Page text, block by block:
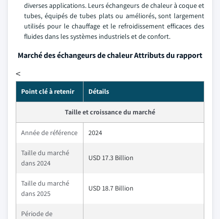
diverses applications. Leurs échangeurs de chaleur à coque et
tubes, équipés de tubes plats ou améliorés, sont largement
utilisés pour le chauffage et le refroidissement efficaces des
fluides dans les systèmes industriels et de confort.
Marché des échangeurs de chaleur Attributs du rapport
<
Point clé à retenir Détails
Taille et croissance du marché
Année de référence 2024
Taille du marché
dans 2024
USD 17.3 Billion
Taille du marché
dans 2025
USD 18.7 Billion
Période de